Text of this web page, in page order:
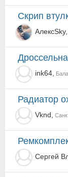
Скрип
АлексSky,
ink64,
Радиатор
Vknd,
Сергей